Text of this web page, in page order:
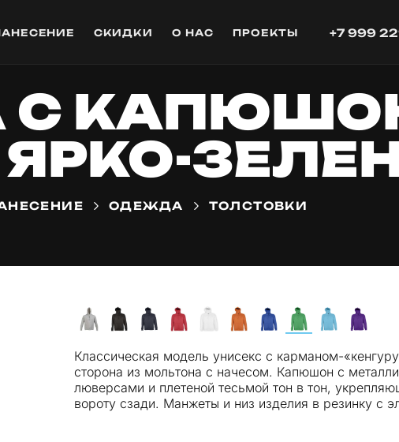
СКИДКИ О НАС ПРОЕКТЫ +7 999
С
ЯРКО-
ОДЕЖДА ТОЛСТОВКИ
Классическая модель унисекс с карманом-
сторона из мольтона с начесом. Капюшон с
люверсами и плетеной тесьмой тон в тон,
вороту сзади. Манжеты и низ изделия в резинку с